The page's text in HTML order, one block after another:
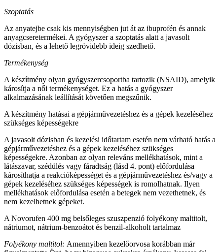
Szoptatás
Az anyatejbe csak kis mennyiségben jut át az ibuprofén és annak
anyagcseretermékei. A gyógyszer a szoptatás alatt a javasolt
dózisban, és a lehető legrövidebb ideig szedhető.
Termékenység
A készítmény olyan gyógyszercsoportba tartozik (NSAID), amelyik
károsítja a női termékenységet. Ez a hatás a gyógyszer
alkalmazásának leállítását követően megszűnik.
A készítmény hatásai a gépjárművezetéshez és a gépek kezeléséhez
szükséges képességekre
A javasolt dózisban és kezelési időtartam esetén nem várható hatás a
gépjárművezetéshez és a gépek kezeléséhez szükséges
képességekre. Azonban az olyan releváns mellékhatások, mint a
látászavar, szédülés vagy fáradtság (lásd 4. pont) előfordulása
károsíthatja a reakcióképességet és a gépjárművezetéshez és/vagy a
gépek kezeléséhez szükséges képességek is romolhatnak. Ilyen
mellékhatások előfordulása esetén a betegek nem vezethetnek, és
nem kezelhetnek gépeket.
A Novorufen 400 mg belsőleges szuszpenzió folyékony maltitolt,
nátriumot, nátrium-benzoátot és benzil-alkoholt tartalmaz
Folyékony maltitol: Amennyiben kezelőorvosa korábban már